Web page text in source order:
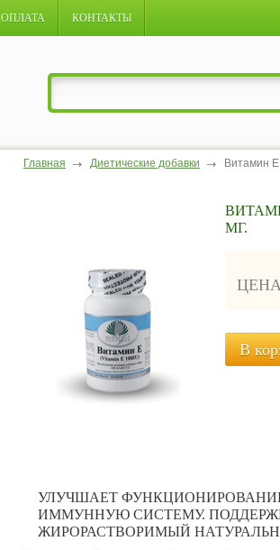
ОПЛАТА КОНТАКТЫ
Главная Диетические добавки Витамин Е
МГ.
В
УЛУЧШАЕТ
ИММУННУЮ СИСТЕМУ.
ЖИРОРАСТВОРИМЫЙ